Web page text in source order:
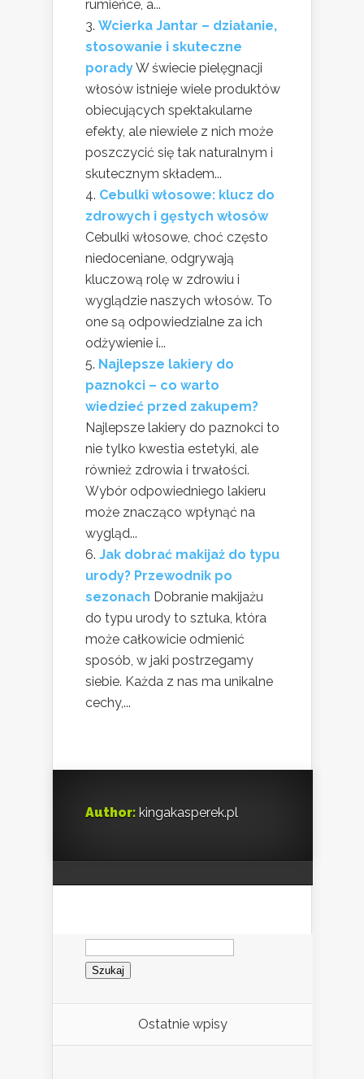
rumieńce, a...
Wcierka Jantar – działanie,
stosowanie i skuteczne
poradyW świecie pielęgnacji
włosów istnieje wiele produktów
obiecujących spektakularne
efekty, ale niewiele z nich może
poszczycić się tak naturalnym i
skutecznym składem...
Cebulki włosowe: klucz do
zdrowych i gęstych włosów
Cebulki włosowe, choć często
niedoceniane, odgrywają
kluczową rolę w zdrowiu i
wyglądzie naszych włosów. To
one są odpowiedzialne za ich
odżywienie i...
Najlepsze lakiery do
paznokci – co warto
wiedzieć przed zakupem?
Najlepsze lakiery do paznokci to
nie tylko kwestia estetyki, ale
również zdrowia i trwałości.
Wybór odpowiedniego lakieru
może znacząco wpłynąć na
wygląd...
Jak dobrać makijaż do typu
urody? Przewodnik po
sezonach Dobranie makijażu
do typu urody to sztuka, która
może całkowicie odmienić
sposób, w jaki postrzegamy
siebie. Każda z nas ma unikalne
cechy,...
Author: kingakasperek.pl
Szukaj:
Ostatnie wpisy